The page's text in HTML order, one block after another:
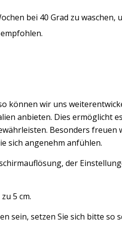
bei 40 Grad zu
können wir uns
anbieten. Dies ermöglicht
Besonders freuen
sich angenehm anfühlen.
der
5 cm.
sein, setzen Sie sich bitte so